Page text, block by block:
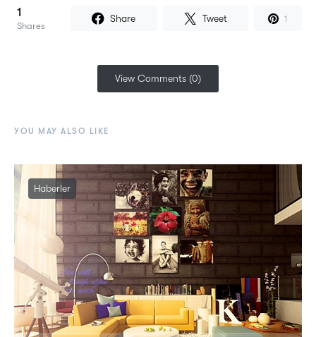
1
Shares
Share Tweet 1
View Comments (0)
YOU MAY ALSO LIKE
Haberler